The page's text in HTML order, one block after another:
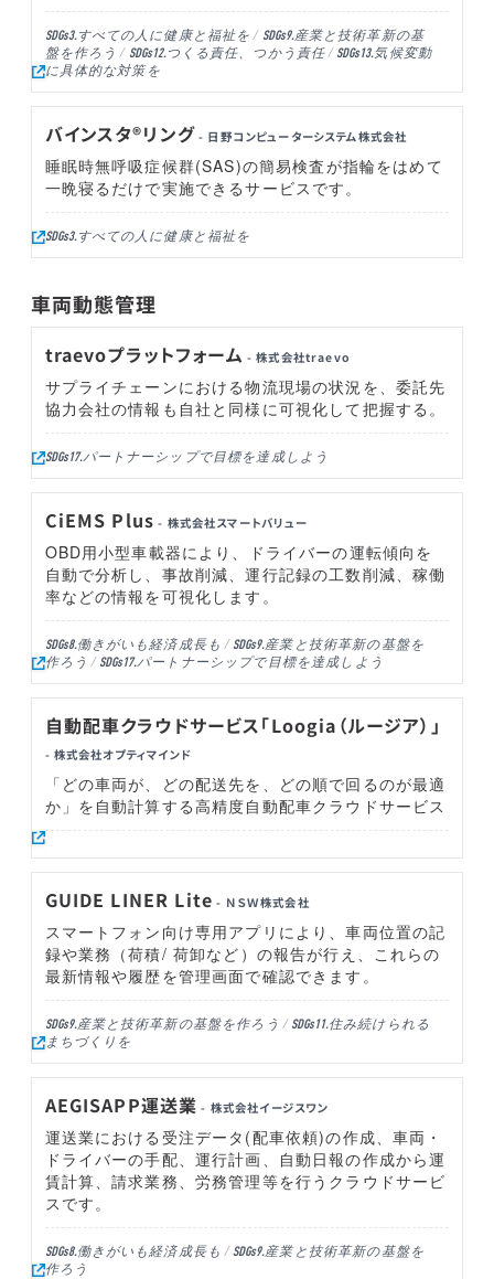
SDGs3.すべての人に健康と福祉を SDGs9.産業と技術革新の基
盤を作ろう
SDGs12.つくる責任、つかう責任 SDGs13.気候変動
に具体的な対策を
バインスタ®リング - 日野コンピューターシステム株式会社
睡眠時無呼吸症候群(SAS)の簡易検査が指輪をはめて
一晩寝るだけで実施できるサービスです。
SDGs3.すべての人に健康と福祉を
車両動態管理
traevoプラットフォーム - 株式会社traevo
サプライチェーンにおける物流現場の状況を、委託先
協力会社の情報も自社と同様に可視化して把握する。
SDGs17.パートナーシップで目標を達成しよう
CiEMS Plus - 株式会社スマートバリュー
OBD用小型車載器により、ドライバーの運転傾向を
自動で分析し、事故削減、運行記録の工数削減、稼働
率などの情報を可視化します。
SDGs8.働きがいも経済成長も SDGs9.産業と技術革新の基盤を
作ろう
SDGs17.パートナーシップで目標を達成しよう
自動配車クラウドサービス「Loogia（ルージア）」
- 株式会社オプティマインド
「どの車両が、どの配送先を、どの順で回るのが最適
か」を自動計算する高精度自動配車クラウドサービス
GUIDE LINER Lite - ＮＳＷ株式会社
スマートフォン向け専用アプリにより、車両位置の記
録や業務（荷積/ 荷卸など）の報告が行え、これらの
最新情報や履歴を管理画面で確認できます。
SDGs9.産業と技術革新の基盤を作ろう SDGs11.住み続けられる
まちづくりを
AEGISAPP運送業 - 株式会社イージスワン
運送業における受注データ(配車依頼)の作成、車両・
ドライバーの手配、運行計画、自動日報の作成から運
賃計算、請求業務、労務管理等を行うクラウドサービ
スです。
SDGs8.働きがいも経済成長も SDGs9.産業と技術革新の基盤を
作ろう